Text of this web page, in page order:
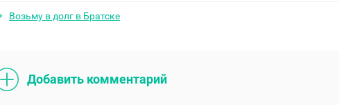
Возьму в долг в Братске
Добавить комментарий